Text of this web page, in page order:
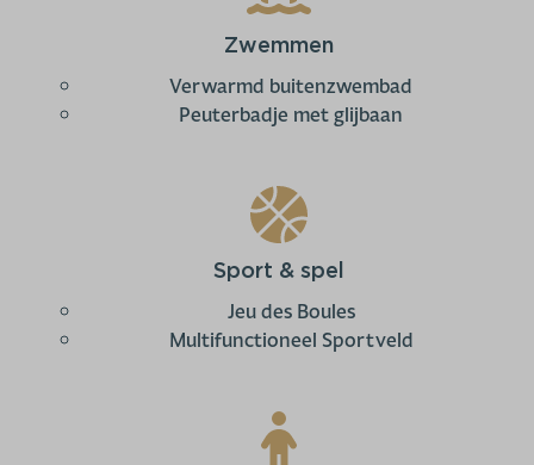
Zwemmen
Verwarmd buitenzwembad
Peuterbadje met glijbaan
Sport & spel
Jeu des Boules
Multifunctioneel Sportveld